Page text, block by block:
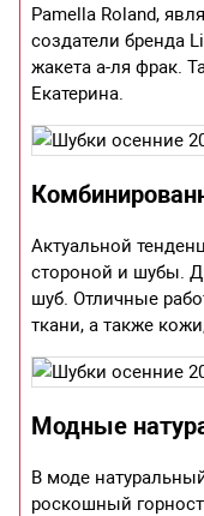
Pamella Roland,
создатели бренда
жакета а-ля фрак.
Екатерина.
Актуальной
стороной и шубы.
шуб. Отличные
ткани, а также
Модные
В моде
роскошный